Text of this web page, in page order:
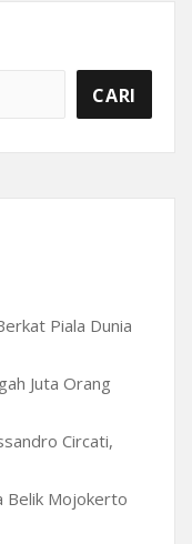
CARI
Piala Dunia
Juta Orang
Circati,
Belik Mojokerto